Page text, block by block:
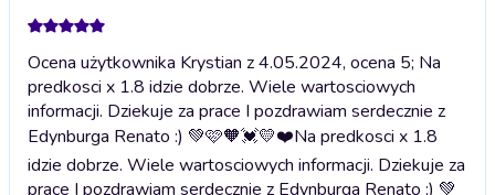
Ocena użytkownika Krystian z 4.05.2024, ocena 5; Na
predkosci x 1.8 idzie dobrze. Wiele wartosciowych
informacji. Dziekuje za prace I pozdrawiam serdecznie z
Edynburga Renato :) 💚🩷🧡💓💛❤️Na predkosci x 1.8
idzie dobrze. Wiele wartosciowych informacji. Dziekuje za
prace I pozdrawiam serdecznie z Edynburga Renato :) 💚